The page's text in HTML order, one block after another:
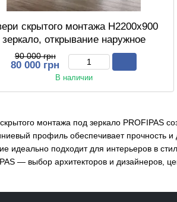
монтажа под зеркало PROFIPAS
профиль обеспечивает прочность и
идеально подходит для интерьеров в
— выбор архитекторов и дизайнеров,
скрытого монтажа H2200x900
зеркало, открывание наружное
90 000 грн
80 000 грн
В наличии